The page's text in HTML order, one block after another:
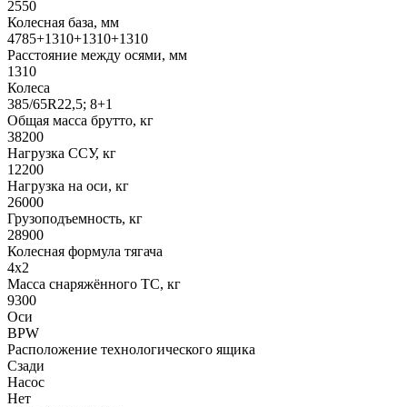
2550
Колесная база, мм
4785+1310+1310+1310
Расстояние между осями, мм
1310
Колеса
385/65R22,5; 8+1
Общая масса брутто, кг
38200
Нагрузка ССУ, кг
12200
Нагрузка на оси, кг
26000
Грузоподъемность, кг
28900
Колесная формула тягача
4x2
Масса снаряжённого ТС, кг
9300
Оси
BPW
Расположение технологического ящика
Сзади
Насос
Нет